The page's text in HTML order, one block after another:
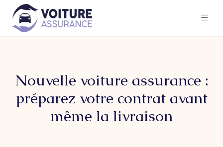
Nouvelle voiture assurance :
préparez votre contrat avant
même la livraison